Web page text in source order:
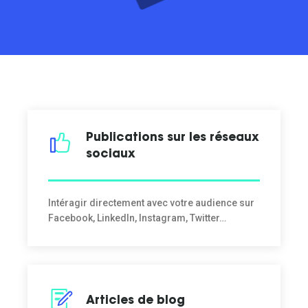
Publications sur les réseaux
sociaux
Intéragir directement avec votre audience sur
Facebook, LinkedIn, Instagram, Twitter…
Articles de blog